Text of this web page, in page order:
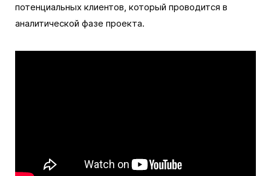
потенциальных клиентов, который проводится в
аналитической фазе проекта.